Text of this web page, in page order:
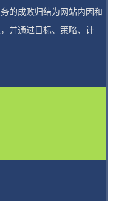
的成败归结为网站内因和
并通过目标、策略、计